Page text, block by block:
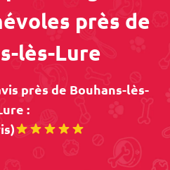
près de
lès-Lure
près de Bouhans-lès-
: